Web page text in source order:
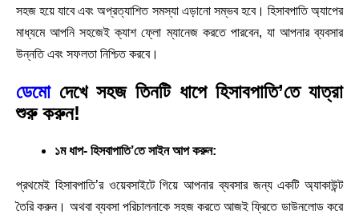
সহজ হয়ে যাবে এবং অপ্রত্যাশিত সমস্যা এড়ানো সম্ভব হবে। হিসাবপাতি অ্যাপের
মাধ্যমে আপনি সহজেই ক্যাশ ফ্লো ম্যানেজ করতে পারবেন, যা আপনার ব্যবসার
উন্নতি এবং সফলতা নিশ্চিত করবে।
ডেমোদেখে সহজ তিনটি ধাপে হিসাবপাতি’তে যাত্রা
শুরু করুন!
১ম ধাপ- হিসবাপাতি’তে সাইন আপ করুন:
প্রথমেই হিসাবপাতি’র ওয়েবসাইটে গিয়ে আপনার ব্যবসার জন্য একটি অ্যাকাউন্ট
তৈরি করুন। অথবা ব্যবসা পরিচালনাকে সহজ করতে আজই ফ্রিতে ডাউনলোড করে